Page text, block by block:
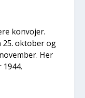
kon­vo­jer.
okto­ber og
Her